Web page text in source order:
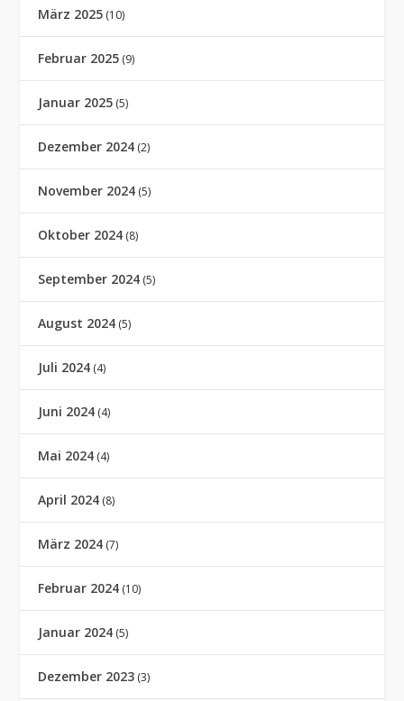
März 2025 (10)
Februar 2025 (9)
Januar 2025 (5)
Dezember 2024 (2)
November 2024 (5)
Oktober 2024 (8)
September 2024 (5)
August 2024 (5)
Juli 2024 (4)
Juni 2024 (4)
Mai 2024 (4)
April 2024 (8)
März 2024 (7)
Februar 2024 (10)
Januar 2024 (5)
Dezember 2023 (3)